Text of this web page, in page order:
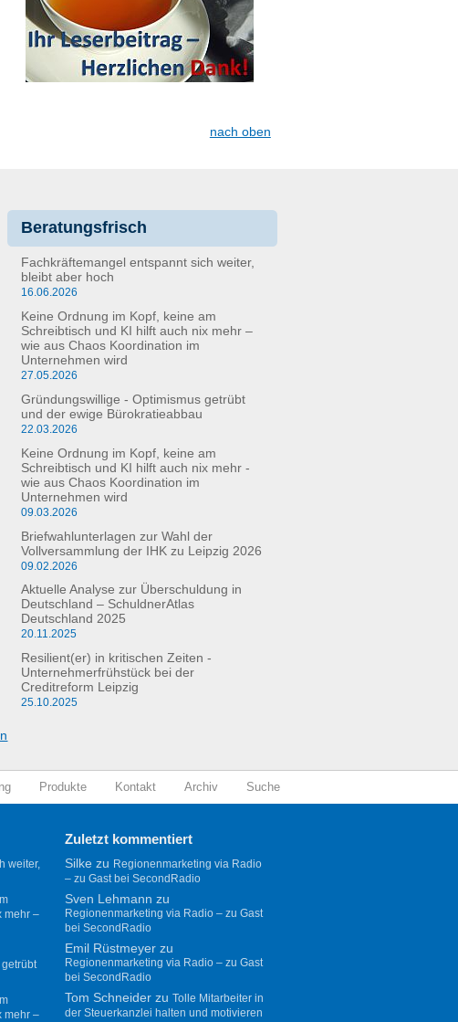
nach oben
Beratungsfrisch
Fachkräftemangel entspannt sich weiter,
bleibt aber hoch
16.06.2026
Keine Ordnung im Kopf, keine am
Schreibtisch und KI hilft auch nix mehr –
wie aus Chaos Koordination im
Unternehmen wird
27.05.2026
Gründungswillige - Optimismus getrübt
und der ewige Bürokratieabbau
22.03.2026
Keine Ordnung im Kopf, keine am
Schreibtisch und KI hilft auch nix mehr -
wie aus Chaos Koordination im
Unternehmen wird
09.03.2026
Briefwahlunterlagen zur Wahl der
Vollversammlung der IHK zu Leipzig 2026
09.02.2026
Aktuelle Analyse zur Überschuldung in
Deutschland – SchuldnerAtlas
Deutschland 2025
20.11.2025
Resilient(er) in kritischen Zeiten -
Unternehmerfrühstück bei der
Creditreform Leipzig
25.10.2025
Produkte Kontakt Archiv Suche
weiter,
mehr –
mehr –
Zuletzt kommentiert
Silkezu Regionenmarketing via Radio
– zu Gast bei SecondRadio
Sven Lehmann zu
Regionenmarketing via Radio – zu Gast
bei SecondRadio
Emil Rüstmeyerzu
Regionenmarketing via Radio – zu Gast
bei SecondRadio
Tom Schneiderzu Tolle Mitarbeiter in
der Steuerkanzlei halten und motivieren